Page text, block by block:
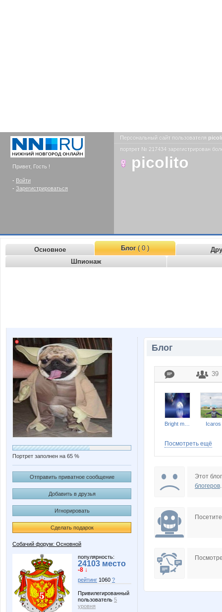
Привет, Гость !
- Войти
- Зарегистрироваться
Персональный сайт пользователя
портрет № 217434 зарегистрирован
picolito
Основное Блог( 0 )
Шпионаж
Портрет заполнен на 65 %
Отправить приватное сообщение
Добавить в друзья
Игнорировать
Сделать подарок
Собачий форум: Основной
популярность:
24103 место
-8 ↓
рейтинг 1060 ?
Привилегированный
пользователь 5
уровня
Блог
39
Icaros
ss-best
Посмотреть ещё
Этот
блогеров.